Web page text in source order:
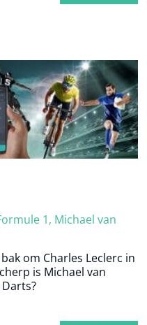
1, Michael van
om Charles Leclerc in
is Michael van